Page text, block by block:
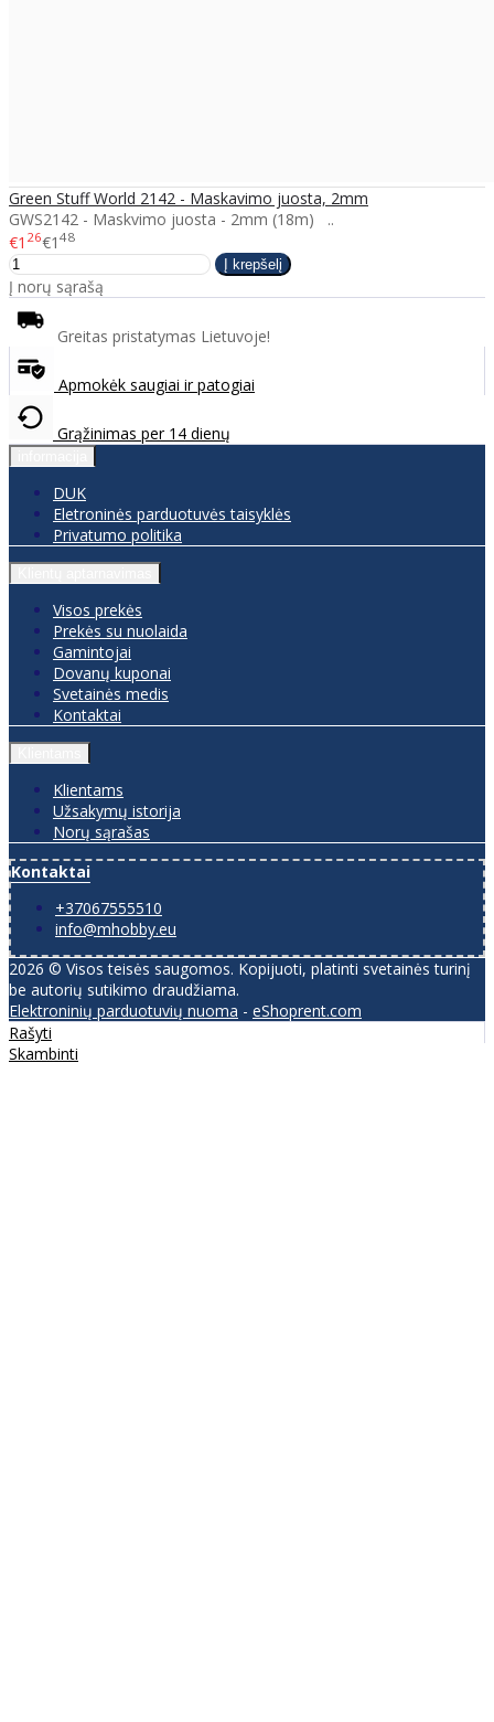
Green Stuff World 2142 - Maskavimo juosta, 2mm
GWS2142 - Maskvimo juosta - 2mm (18m) ..
€1 26€1 48
Į norų sąrašą
Greitas pristatymas Lietuvoje!
Apmokėk saugiai ir patogiai
Grąžinimas per 14 dienų
DUK
Eletroninės parduotuvės taisyklės
Privatumo politika
Visos prekės
Prekės su nuolaida
Gamintojai
Dovanų kuponai
Svetainės medis
Kontaktai
Klientams
Užsakymų istorija
Norų sąrašas
Kontaktai
+37067555510
info@mhobby.eu
2026 © Visos teisės saugomos. Kopijuoti, platinti svetainės turinį
be autorių sutikimo draudžiama.
Elektroninių parduotuvių nuoma - eShoprent.com
Rašyti
Skambinti